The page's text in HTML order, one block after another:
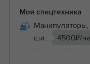
Моя спецтехника
Манипуляторы,
ши...
4500₽/